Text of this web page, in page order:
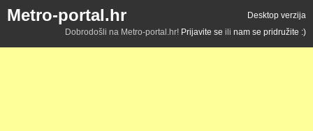
Metro-portal.hr
Desktop verzija
Dobrodošli na Metro-portal.hr! Prijavite se ili nam se pridružite :)